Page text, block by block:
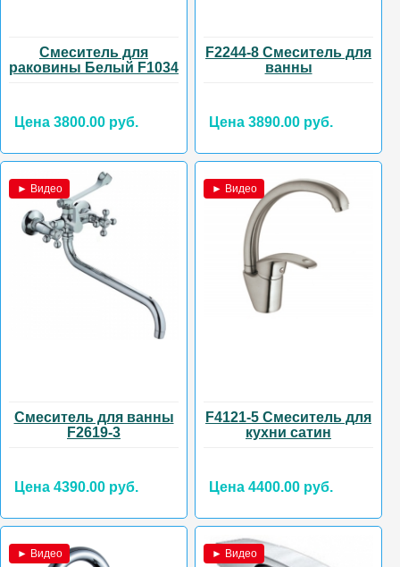
Смеситель для
раковины Белый F1034
Цена 3800.00 руб.
F2244-8 Смеситель для
ванны
Цена 3890.00 руб.
► Видео
Смеситель для ванны
F2619-3
Цена 4390.00 руб.
► Видео
F4121-5 Смеситель для
кухни сатин
Цена 4400.00 руб.
► Видео ► Видео